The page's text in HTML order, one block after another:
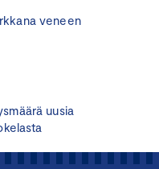
veneen
uusia